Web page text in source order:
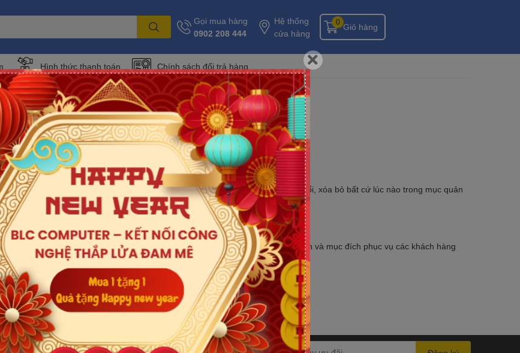
Gọi mua hàng
0902 208 444
Hệ thống
cửa hàng
Giỏ hàng
0
Hình thức thanh toán Chính sách đổi trả hàng
đặt hàng, giải đáp thắc mắc, khiếu nại (nếu có). Khách hàng có thể thay đổi, xóa bỏ bất cứ lúc nào trong mục quản
chúng tôi sử dụng trong khuôn khổ hoạt động kinh doanh hợp pháp của mình và mục đích phục vụ các khách hàng
PHÁT TRIỂN CÔNG NGHỆ TIN HỌC BLC
Bạn muốn nhận khuyến mãi đặc biệt?